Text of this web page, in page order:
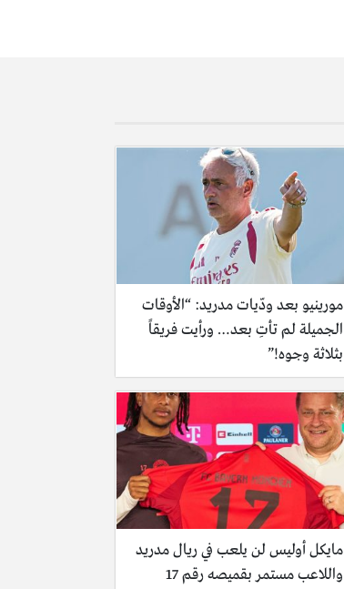
مورينيو بعد ودّيات مدريد: “الأوقات
الجميلة لم تأتِ بعد… ورأيت فريقاً
بثلاثة وجوه!”
مايكل أوليس لن يلعب في ريال مدريد
واللاعب مستمر بقميصه رقم 17